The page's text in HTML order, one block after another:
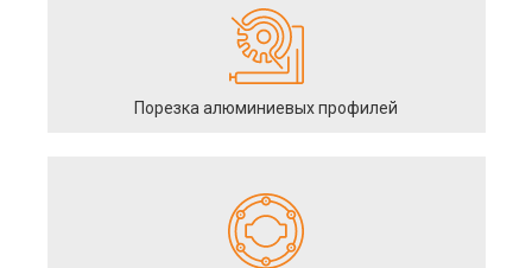
Порезка алюминиевых профилей